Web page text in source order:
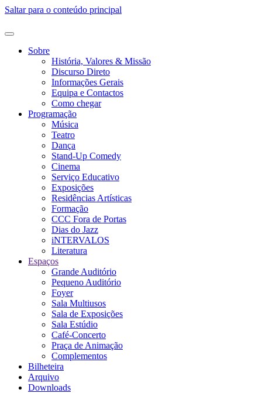
Saltar para o conteúdo principal
Sobre
História, Valores & Missão
Discurso Direto
Informações Gerais
Equipa e Contactos
Como chegar
Programação
Música
Teatro
Dança
Stand-Up Comedy
Cinema
Serviço Educativo
Exposições
Residências Artísticas
Formação
CCC Fora de Portas
Dias do Jazz
iNTERVALOS
Literatura
Espaços
Grande Auditório
Pequeno Auditório
Foyer
Sala Multiusos
Sala de Exposições
Sala Estúdio
Café-Concerto
Praça de Animação
Complementos
Bilheteira
Arquivo
Downloads